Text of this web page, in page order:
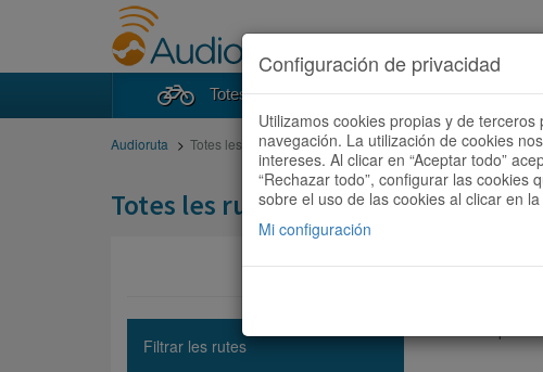
Totes les rutes Cercador de
Audioruta Totes les rutes
Totes les rutes
Filtrar les rutes
Configuración de privacidad
Utilizamos cookies propias y de
navegación. La utilización de cookies
intereses. Al clicar en “Aceptar todo”
“Rechazar todo”, configurar las cookies
sobre el uso de las cookies al clicar en la
Mi configuración